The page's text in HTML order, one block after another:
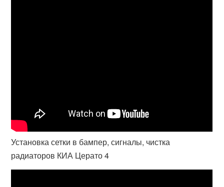
Установка сетки в бампер, сигналы, чистка
радиаторов КИА Церато 4